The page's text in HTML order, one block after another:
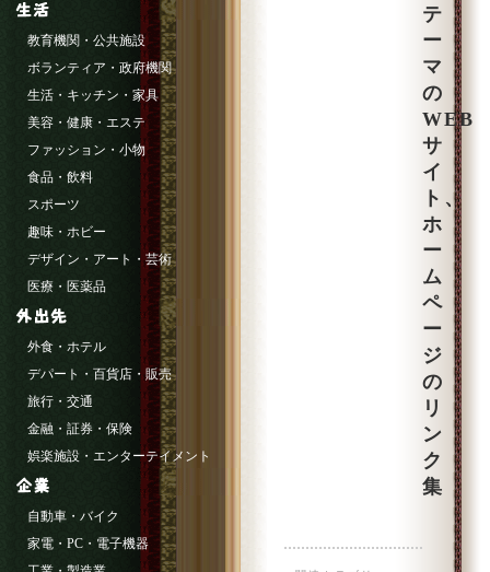
テ
ー
マ
の
WEB
サ
イ
ト、
ホ
ー
ム
ペ
ー
ジ
の
リ
ン
ク
集
教育機関・公共施設
ボランティア・政府機関
生活・キッチン・家具
美容・健康・エステ
ファッション・小物
食品・飲料
スポーツ
趣味・ホビー
デザイン・アート・芸術
医療・医薬品
外食・ホテル
デパート・百貨店・販売
旅行・交通
金融・証券・保険
娯楽施設・エンターテイメント
自動車・バイク
家電・PC・電子機器